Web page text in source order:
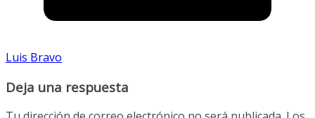
Luis Bravo
Deja una respuesta